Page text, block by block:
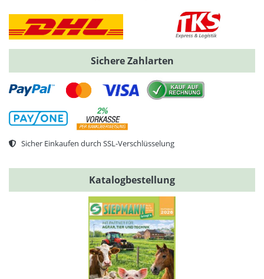
Sichere Zahlarten
Sicher Einkaufen durch SSL-Verschlüsselung
Katalogbestellung